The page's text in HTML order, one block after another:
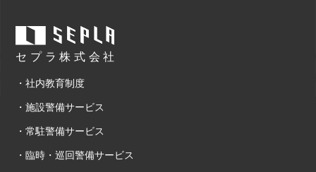
セプラ株式会社
・社内教育制度
・施設警備サービス
・常駐警備サービス
・臨時・巡回警備サービス